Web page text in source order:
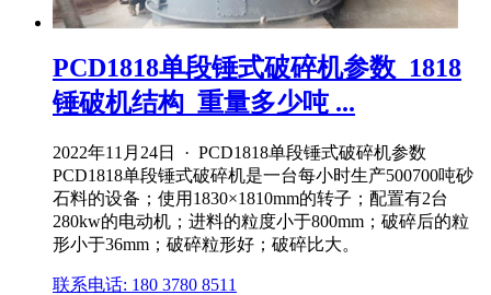
PCD1818单段锤式破碎机参数_1818
锤破机结构_重量多少吨 ...
2022年11月24日 · PCD1818单段锤式破碎机参数
PCD1818单段锤式破碎机是一台每小时生产500700吨砂
石料的设备；使用1830×1810mm的转子；配置有2台
280kw的电动机；进料的粒度小于800mm；破碎后的粒
形小于36mm；破碎粒形好；破碎比大。
联系电话: 180 3780 8511